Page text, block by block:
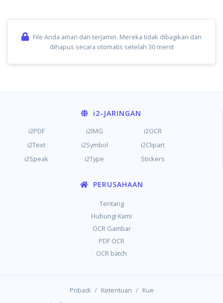
File Anda aman dan terjamin. Mereka tidak dibagikan dan
dihapus secara otomatis setelah 30 menit
i2-JARINGAN
i2PDF i2IMG
i2OCR
i2Text
i2Symbol
i2Clipart
i2Speak
i2Type Stickers
PERUSAHAAN
Tentang
Hubungi Kami
OCR Gambar
PDF OCR
OCR batch
Pribadi / Ketentuan / Kue